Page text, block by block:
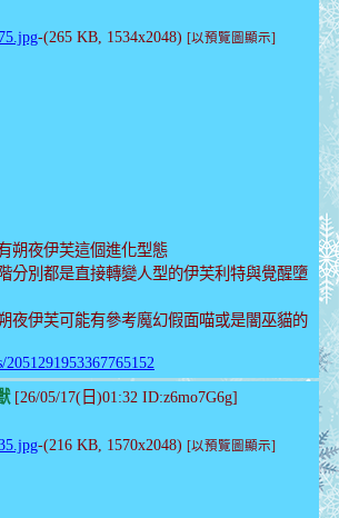
-(265 KB, 1534x2048) [以預覽圖顯示]
朔夜伊芙這個進化型態
分別都是直接轉變人型的伊芙利特與覺醒墮
夜伊芙可能有參考魔幻假面喵或是闇巫貓的
[26/05/17(日)01:32 ID:z6mo7G6g]
-(216 KB, 1570x2048) [以預覽圖顯示]